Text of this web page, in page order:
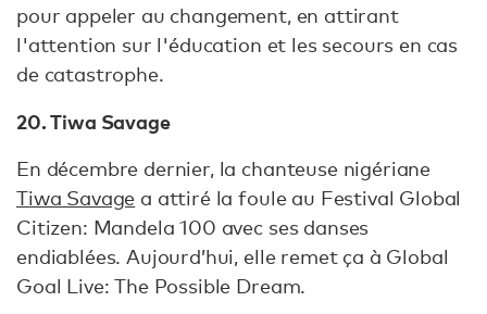
pour appeler au changement, en attirant
l'attention sur l'éducation et les secours en cas
de catastrophe.
20. Tiwa Savage
En décembre dernier, la chanteuse nigériane
Tiwa Savage a attiré la foule au Festival Global
Citizen: Mandela 100 avec ses danses
endiablées. Aujourd’hui, elle remet ça à Global
Goal Live: The Possible Dream.